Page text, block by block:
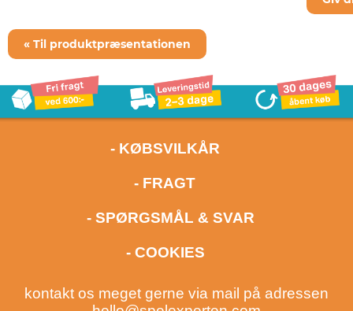
« Til produktpræsentationen
- KØBSVILKÅR
- FRAGT
- SPØRGSMÅL & SVAR
- COOKIES
kontakt os meget gerne via mail på adressen